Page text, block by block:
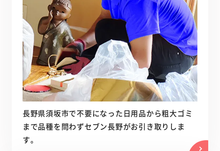
長野県須坂市で不要になった日用品から粗大ゴミ
まで品種を問わずセブン長野がお引き取りしま
す。